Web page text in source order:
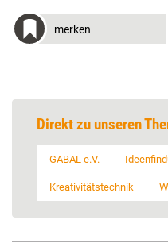
merken
Direkt zu unseren
GABAL e.V.
Kreativitätstechnik